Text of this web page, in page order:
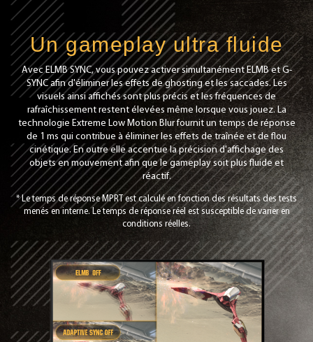
Un gameplay ultra fluide
Avec ELMB SYNC, vous pouvez activer simultanément ELMB et G-
SYNC afin d'éliminer les effets de ghosting et les saccades. Les
visuels ainsi affichés sont plus précis et les fréquences de
rafraîchissement restent élevées même lorsque vous jouez. La
technologie Extreme Low Motion Blur fournit un temps de réponse
de 1 ms qui contribue à éliminer les effets de traînée et de flou
cinétique. En outre elle accentue la précision d'affichage des
objets en mouvement afin que le gameplay soit plus fluide et
réactif.
* Le temps de réponse MPRT est calculé en fonction des résultats des tests
menés en interne. Le temps de réponse réel est susceptible de varier en
conditions réelles.